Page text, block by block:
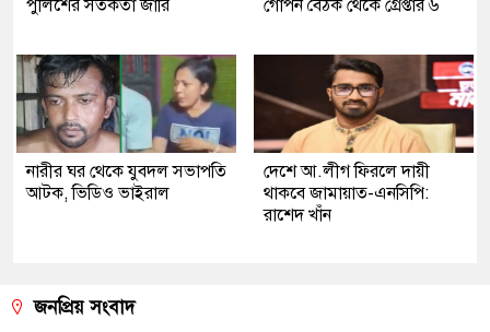
পুলিশের সতর্কতা জারি গোপন বৈঠক থেকে গ্রেপ্তার ৬
নারীর ঘর থেকে যুবদল সভাপতি
আটক, ভিডিও ভাইরাল
দেশে আ.লীগ ফিরলে দায়ী
থাকবে জামায়াত-এনসিপি:
রাশেদ খাঁন
জনপ্রিয় সংবাদ